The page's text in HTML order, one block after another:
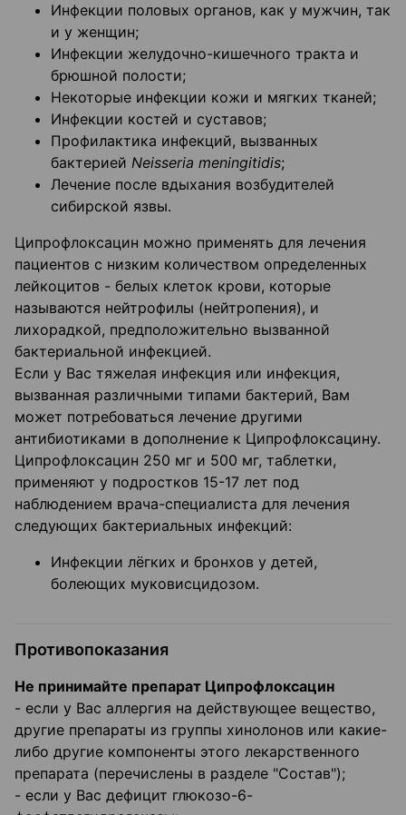
Инфекции половых органов, как у мужчин, так
и у женщин;
Инфекции желудочно-кишечного тракта и
брюшной полости;
Некоторые инфекции кожи и мягких тканей;
Инфекции костей и суставов;
Профилактика инфекций, вызванных
бактерией Neisseria meningitidis;
Лечение после вдыхания возбудителей
сибирской язвы.
Ципрофлоксацин можно применять для лечения
пациентов с низким количеством определенных
лейкоцитов - белых клеток крови, которые
называются нейтрофилы (нейтропения), и
лихорадкой, предположительно вызванной
бактериальной инфекцией.
Если у Вас тяжелая инфекция или инфекция,
вызванная различными типами бактерий, Вам
может потребоваться лечение другими
антибиотиками в дополнение к Ципрофлоксацину.
Ципрофлоксацин 250 мг и 500 мг, таблетки,
применяют у подростков 15-17 лет под
наблюдением врача-специалиста для лечения
следующих бактериальных инфекций:
Инфекции лёгких и бронхов у детей,
болеющих муковисцидозом.
Противопоказания
Не принимайте препарат Ципрофлоксацин
- если у Вас аллергия на действующее вещество,
другие препараты из группы хинолонов или какие-
либо другие компоненты этого лекарственного
препарата (перечислены в разделе "Состав");
- если у Вас дефицит глюкозо-6-